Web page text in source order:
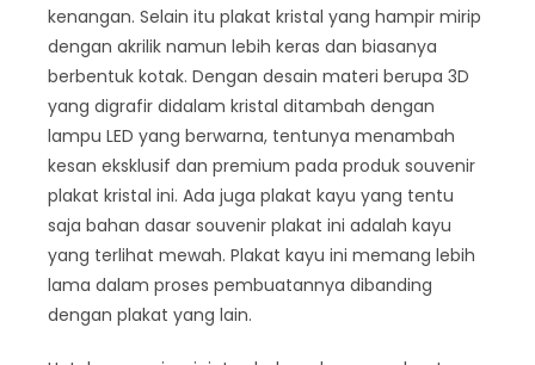
kenangan. Selain itu plakat kristal yang hampir mirip
dengan akrilik namun lebih keras dan biasanya
berbentuk kotak. Dengan desain materi berupa 3D
yang digrafir didalam kristal ditambah dengan
lampu LED yang berwarna, tentunya menambah
kesan eksklusif dan premium pada produk souvenir
plakat kristal ini. Ada juga plakat kayu yang tentu
saja bahan dasar souvenir plakat ini adalah kayu
yang terlihat mewah. Plakat kayu ini memang lebih
lama dalam proses pembuatannya dibanding
dengan plakat yang lain.